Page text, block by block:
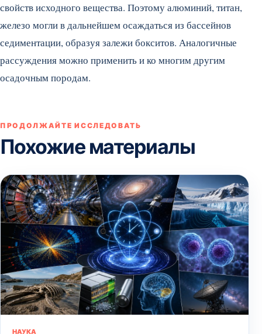
свойств исходного вещества. Поэтому алюминий, титан,
железо могли в дальнейшем осаждаться из бассейнов
седиментации, образуя залежи бокситов. Аналогичные
рассуждения можно применить и ко многим другим
осадочным породам.
ПРОДОЛЖАЙТЕ ИССЛЕДОВАТЬ
Похожие материалы
НАУКА